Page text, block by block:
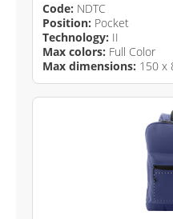
Code: NDTC
Position: Pocket
Technology: II
Max colors: Full Color
Max dimensions: 150 x